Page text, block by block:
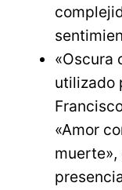
«Oscura
utilizado
«Amor
muerte»,